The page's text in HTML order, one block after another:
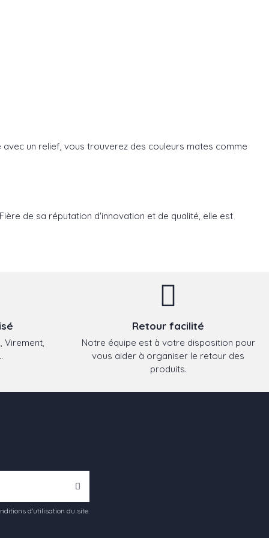
un relief, vous trouverez des couleurs mates comme
de sa réputation d'innovation et de qualité, elle est
Virement,
Retour facilité
Notre équipe est à votre disposition pour
vous aider à organiser le retour des
produits.
d'utilisation du site.